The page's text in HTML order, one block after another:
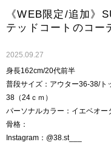
《WEB限定/追加》
テッドコートのコー
2025.09.27
身長162cm/20代前半
普段サイズ：アウター36-38/
38（24ｃｍ）
パーソナルカラー：イエベオー
骨格：
Instagram：@38.st___